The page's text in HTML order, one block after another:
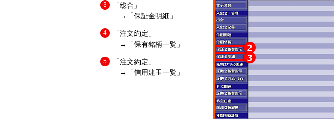
「総合」
→「保証金明細」
「注文約定」
→「保有銘柄一覧」
「注文約定」
→「信用建玉一覧」